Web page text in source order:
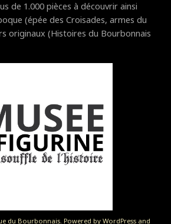
de 1.000 pièces à découvrir ainsi
(épée des Croisades, armes du
originaux (Histoires du Bourbonnais
du Bourbonnais. Powered by WordPress and